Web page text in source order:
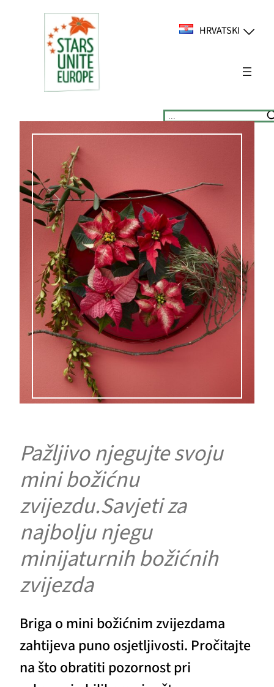
HRVATSKI
Suchen
Pažljivo njegujte svoju
mini božićnu
zvijezdu.Savjeti za
najbolju njegu
minijaturnih božićnih
zvijezda
Briga o mini božićnim zvijezdama
zahtijeva puno osjetljivosti. Pročitajte
na što obratiti pozornost pri